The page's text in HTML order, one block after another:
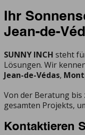
Ihr
Jean-de-
SUNNY INCH steht
Lösungen. Wir
Jean-de-Védas,
Von der Beratung
gesamten Projekts,
Kontaktieren